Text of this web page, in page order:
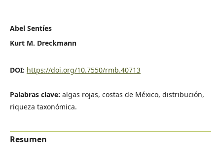
Abel Sentíes
Kurt M. Dreckmann
DOI: https://doi.org/10.7550/rmb.40713
Palabras clave: algas rojas, costas de México, distribución,
riqueza taxonómica.
Resumen